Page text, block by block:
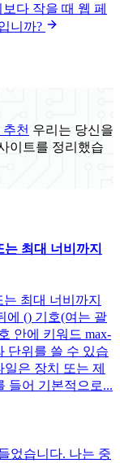
다 작을 때 웹 페
니까?
천 우리는 당신을
이트를 정리했습
최대 너비까지
최대 너비까지
에 () 기호(여는 괄
안에 키워드 max-
단위를 쓸 수 있습
은 장치 또는 제
들어 기본적으로...
었습니다. 나는 중